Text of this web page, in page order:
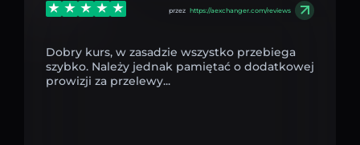
przez https://aexchanger.com/reviews
Dobry kurs, w zasadzie wszystko przebiega
szybko. Należy jednak pamiętać o dodatkowej
prowizji za przelewy...